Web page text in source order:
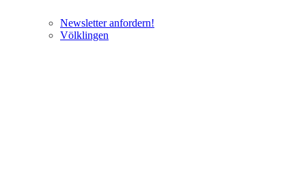
Newsletter anfordern!
Völklingen